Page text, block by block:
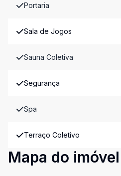
Portaria
Sala de Jogos
Sauna Coletiva
Segurança
Spa
Terraço Coletivo
Mapa do imóvel